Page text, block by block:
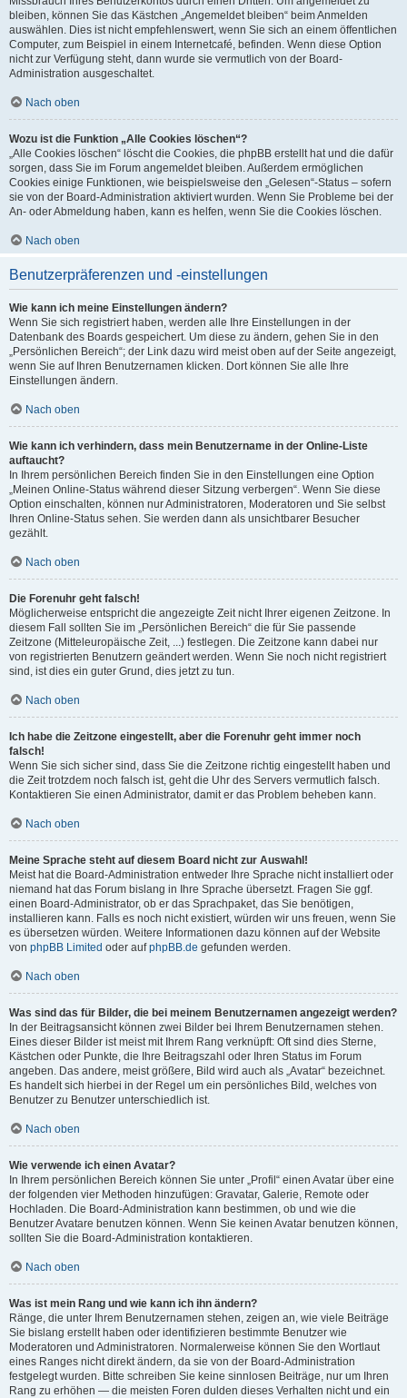
bleiben, können Sie das Kästchen „Angemeldet bleiben“ beim Anmelden
auswählen. Dies ist nicht empfehlenswert, wenn Sie sich an einem öffentlichen
Computer, zum Beispiel in einem Internetcafé, befinden. Wenn diese Option
nicht zur Verfügung steht, dann wurde sie vermutlich von der Board-
Administration ausgeschaltet.
Nach oben
Wozu ist die Funktion „Alle Cookies löschen“?
„Alle Cookies löschen“ löscht die Cookies, die phpBB erstellt hat und die dafür
sorgen, dass Sie im Forum angemeldet bleiben. Außerdem ermöglichen
Cookies einige Funktionen, wie beispielsweise den „Gelesen“-Status – sofern
sie von der Board-Administration aktiviert wurden. Wenn Sie Probleme bei der
An- oder Abmeldung haben, kann es helfen, wenn Sie die Cookies löschen.
Nach oben
Benutzerpräferenzen und -einstellungen
Wie kann ich meine Einstellungen ändern?
Wenn Sie sich registriert haben, werden alle Ihre Einstellungen in der
Datenbank des Boards gespeichert. Um diese zu ändern, gehen Sie in den
„Persönlichen Bereich“; der Link dazu wird meist oben auf der Seite angezeigt,
wenn Sie auf Ihren Benutzernamen klicken. Dort können Sie alle Ihre
Einstellungen ändern.
Nach oben
Wie kann ich verhindern, dass mein Benutzername in der Online-Liste
auftaucht?
In Ihrem persönlichen Bereich finden Sie in den Einstellungen eine Option
„Meinen Online-Status während dieser Sitzung verbergen“. Wenn Sie diese
Option einschalten, können nur Administratoren, Moderatoren und Sie selbst
Ihren Online-Status sehen. Sie werden dann als unsichtbarer Besucher
gezählt.
Nach oben
Die Forenuhr geht falsch!
Möglicherweise entspricht die angezeigte Zeit nicht Ihrer eigenen Zeitzone. In
diesem Fall sollten Sie im „Persönlichen Bereich“ die für Sie passende
Zeitzone (Mitteleuropäische Zeit, ...) festlegen. Die Zeitzone kann dabei nur
von registrierten Benutzern geändert werden. Wenn Sie noch nicht registriert
sind, ist dies ein guter Grund, dies jetzt zu tun.
Nach oben
Ich habe die Zeitzone eingestellt, aber die Forenuhr geht immer noch
falsch!
Wenn Sie sich sicher sind, dass Sie die Zeitzone richtig eingestellt haben und
die Zeit trotzdem noch falsch ist, geht die Uhr des Servers vermutlich falsch.
Kontaktieren Sie einen Administrator, damit er das Problem beheben kann.
Nach oben
Meine Sprache steht auf diesem Board nicht zur Auswahl!
Meist hat die Board-Administration entweder Ihre Sprache nicht installiert oder
niemand hat das Forum bislang in Ihre Sprache übersetzt. Fragen Sie ggf.
einen Board-Administrator, ob er das Sprachpaket, das Sie benötigen,
installieren kann. Falls es noch nicht existiert, würden wir uns freuen, wenn Sie
es übersetzen würden. Weitere Informationen dazu können auf der Website
von phpBB Limited oder aufphpBB.de gefunden werden.
Nach oben
Was sind das für Bilder, die bei meinem Benutzernamen angezeigt werden?
In der Beitragsansicht können zwei Bilder bei Ihrem Benutzernamen stehen.
Eines dieser Bilder ist meist mit Ihrem Rang verknüpft: Oft sind dies Sterne,
Kästchen oder Punkte, die Ihre Beitragszahl oder Ihren Status im Forum
angeben. Das andere, meist größere, Bild wird auch als „Avatar“ bezeichnet.
Es handelt sich hierbei in der Regel um ein persönliches Bild, welches von
Benutzer zu Benutzer unterschiedlich ist.
Nach oben
Wie verwende ich einen Avatar?
In Ihrem persönlichen Bereich können Sie unter „Profil“ einen Avatar über eine
der folgenden vier Methoden hinzufügen: Gravatar, Galerie, Remote oder
Hochladen. Die Board-Administration kann bestimmen, ob und wie die
Benutzer Avatare benutzen können. Wenn Sie keinen Avatar benutzen können,
sollten Sie die Board-Administration kontaktieren.
Nach oben
Was ist mein Rang und wie kann ich ihn ändern?
Ränge, die unter Ihrem Benutzernamen stehen, zeigen an, wie viele Beiträge
Sie bislang erstellt haben oder identifizieren bestimmte Benutzer wie
Moderatoren und Administratoren. Normalerweise können Sie den Wortlaut
eines Ranges nicht direkt ändern, da sie von der Board-Administration
festgelegt wurden. Bitte schreiben Sie keine sinnlosen Beiträge, nur um Ihren
Rang zu erhöhen — die meisten Foren dulden dieses Verhalten nicht und ein